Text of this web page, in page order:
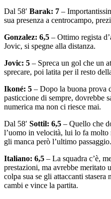
Dal 58′ Barak: 7 –
sua presenza a centrocampo,
Gonzalez: 6,5 – Ottimo regista
Jovic, si spegne alla distanza.
Jovic: 5 – Spreca un gol che un
sprecare, poi latita per il resto
Ikoné: 5 – Dopo la buona prova
pasticcione di sempre, dovrebbe
numerica ma non ci riesce mai.
Dal 58′ Sottil: 6,5 – Quello che
l’uomo in velocità, lui lo fa molto
gli manca però l’ultimo passaggio.
Italiano: 6,5 – La squadra c’è,
prestazioni, ma avrebbe meritato
colpa sua se gli attaccanti
cambi e vince la partita.